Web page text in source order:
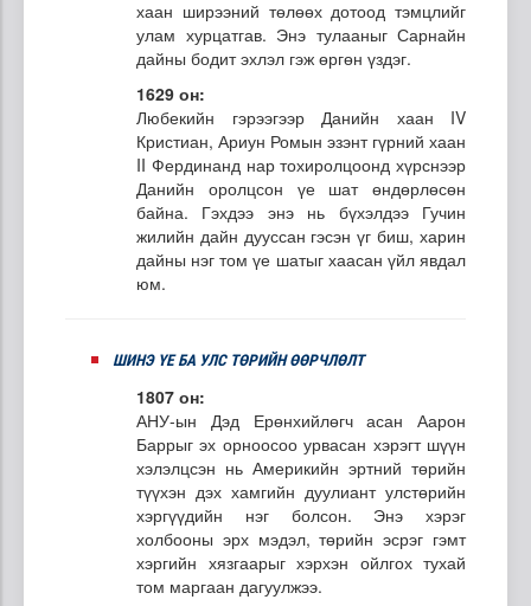
хаан ширээний төлөөх дотоод тэмцлийг
улам хурцатгав. Энэ тулааныг Сарнайн
дайны бодит эхлэл гэж өргөн үздэг.
1629 он:
Любекийн гэрээгээр Данийн хаан IV
Кристиан, Ариун Ромын эзэнт гүрний хаан
II Фердинанд нар тохиролцоонд хүрснээр
Данийн оролцсон үе шат өндөрлөсөн
байна. Гэхдээ энэ нь бүхэлдээ Гучин
жилийн дайн дууссан гэсэн үг биш, харин
дайны нэг том үе шатыг хаасан үйл явдал
юм.
ШИНЭ ҮЕ БА УЛС ТӨРИЙН ӨӨРЧЛӨЛТ
1807 он:
АНУ-ын Дэд Ерөнхийлөгч асан Аарон
Баррыг эх орноосоо урвасан хэрэгт шүүн
хэлэлцсэн нь Америкийн эртний төрийн
түүхэн дэх хамгийн дуулиант улстөрийн
хэргүүдийн нэг болсон. Энэ хэрэг
холбооны эрх мэдэл, төрийн эсрэг гэмт
хэргийн хязгаарыг хэрхэн ойлгох тухай
том маргаан дагуулжээ.